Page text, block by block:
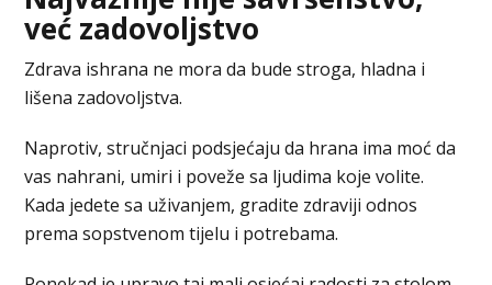
već zadovoljstvo
Zdrava ishrana ne mora da bude stroga, hladna i
lišena zadovoljstva.
Naprotiv, stručnjaci podsjećaju da hrana ima moć da
vas nahrani, umiri i poveže sa ljudima koje volite.
Kada jedete sa uživanjem, gradite zdraviji odnos
prema sopstvenom tijelu i potrebama.